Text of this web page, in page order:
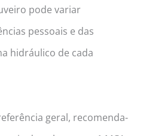
pode variar
pessoais e das
hidráulico de cada
geral, recomenda-